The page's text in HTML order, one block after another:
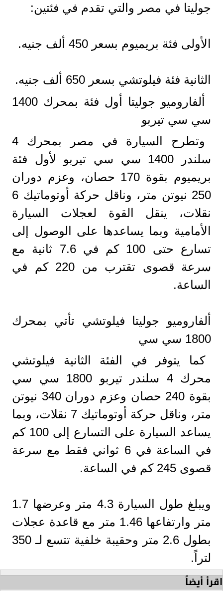
جوليتا في مصر والتي تقدم في فئتين:
الأولى فئة بريميوم بسعر 450 ألف جنيه.
الثانية فئة فيلوتشي بسعر 650 ألف جنيه.
ألفاروميو جوليتا أول فئة بمحرك 1400
سي سي تيربو
وتطرح السيارة في مصر بمحرك 4
سلندر 1400 سي سي تيربو لأول فئة
بريميوم بقوة 170 حصان، وعزم دوران
250 نيوتن متر، وناقل حركة أوتوماتيك 6
نقلات، ينقل القوة لعجلات السيارة
الأمامية وبما يساعدها على الوصول إلى
تسارع حتى 100 كم في 7.6 ثانية مع
سرعة قصوى تقترب من 220 كم في
الساعة.
ألفاروميو جوليتا فيلوتشي تأتي بمحرك
1800 سي سي
كما يتوفر في الفئة الثانية فيلوتشي
محرك 4 سلندر تيربو 1800 سي سي
بقوة 240 حصان وعزم دوران 340 نيوتن
متر، وناقل حركة أوتوماتيك 7 نقلات، وبما
يساعد السيارة على التسارع إلى 100 كم
في الساعة في 6 ثواني فقط مع سرعة
قصوى 245 كم في الساعة.
ويبلغ طول السيارة 4.3 متر وعرضها 1.7
متر وارتفاعها 1.46 متر مع قاعدة عجلات
بطول 2.6 متر وحقيبة خلفية تتسع لـ 350
لتراً.
اقرأ أيضاً